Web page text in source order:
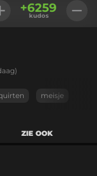
+6259
kudos
meisje
ZIE OOK